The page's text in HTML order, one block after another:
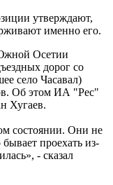
утверждают,
именно его.
Осетии
дорог со
село Часавал)
Об этом ИА "Рес"
Хугаев.
состоянии. Они не
проехать из-
- сказал